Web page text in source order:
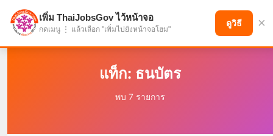
แบ่งปันโอกาส เพื่ออนาคตที่ก้าวหน้า
แท็ก: ธนบัตร
พบ 7 รายการ
เพิ่ม ThaiJobsGov ไว้หน้าจอ
กดเมนู ⋮ แล้วเลือก "เพิ่มไปยังหน้าจอโฮม"
ดูวิธี ×